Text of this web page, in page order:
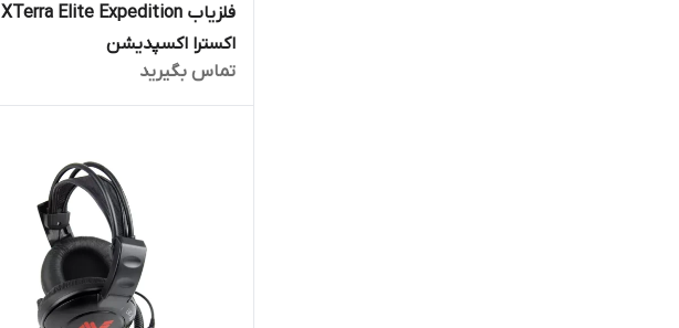
فلزیاب XTerra Elite Expedition
اکسترا اکسپدیشن
تماس بگیرید